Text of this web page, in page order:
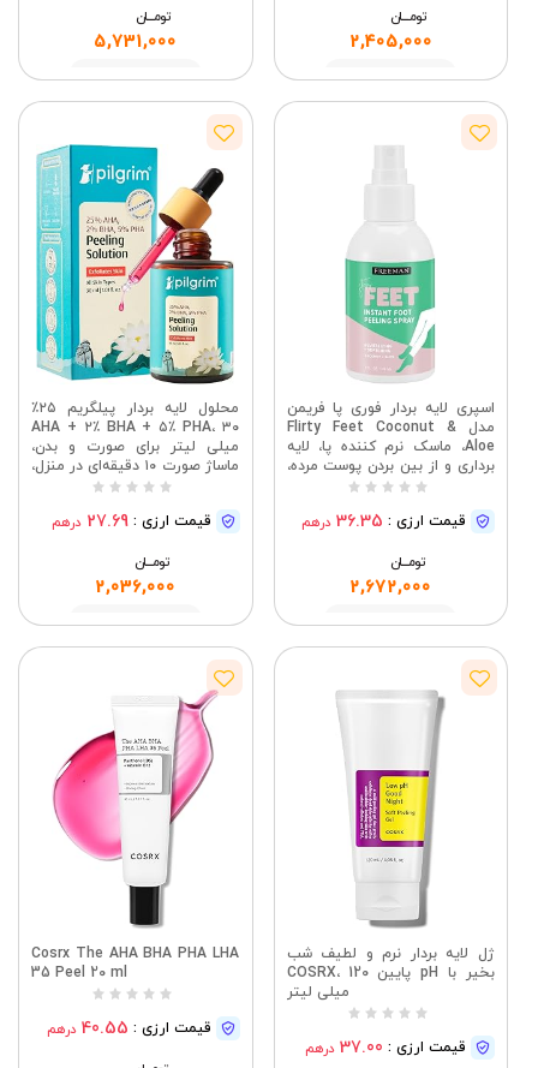
می‌دهد، ۳۰ میلی لیتر
تومــــــان
2,405,000
مشاهده
تومــــــان
5,731,000
مشاهده
اسپری لایه بردار فوری پا فریمن
مدل Flirty Feet Coconut &
Aloe، ماسک نرم کننده پا، لایه
برداری و از بین بردن پوست مرده،
مرطوب کردن پاهای خشک، حاوی
حیوانی، بطری 118 میلی لیتری / قیمت ارزی : 36.35 درهم
تومــــــان
2,672,000
مشاهده
محلول لایه بردار پیلگریم ۲۵٪
AHA + ۲٪ BHA + ۵٪ PHA، ۳۰
میلی لیتر برای صورت و بدن،
ماساژ صورت ۱۰ دقیقه‌ای در منزل،
سرم لایه بردار ملایم برای از بین
قیمت ارزی : 27.69 درهم
تومــــــان
2,036,000
مشاهده
ژل لایه بردار نرم و لطیف شب
بخیر با pH پایین COSRX، 120
میلی لیتر
قیمت ارزی : 37.00 درهم
Cosrx The AHA BHA PHA LHA
35 Peel 20 ml
قیمت ارزی : 40.55 درهم